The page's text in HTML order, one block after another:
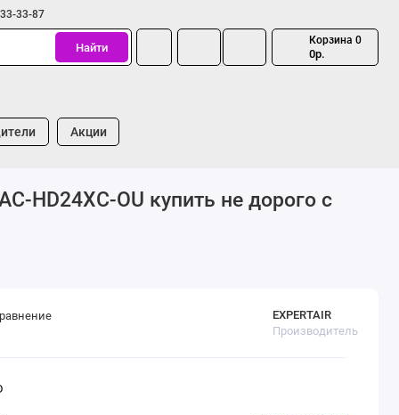
33-87
Найти
Корзина 0
0р.
Акции
HD24XC-OU купить не дорого с
EXPERTAIR
Производитель